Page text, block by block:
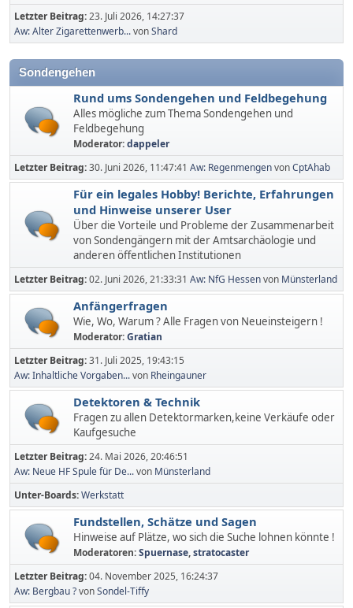
Letzter Beitrag:23. Juli 2026, 14:27:37
Aw: Alter Zigarettenwerb...vonShard
Sondengehen
Rund ums Sondengehen und Feldbegehung
Alles mögliche zum Thema Sondengehen und
Feldbegehung
Moderator:dappeler
Letzter Beitrag:30. Juni 2026, 11:47:41 Aw: RegenmengenvonCptAhab
Für ein legales Hobby! Berichte, Erfahrungen
und Hinweise unserer User
Über die Vorteile und Probleme der Zusammenarbeit
von Sondengängern mit der Amtsarchäologie und
anderen öffentlichen Institutionen
Letzter Beitrag:02. Juni 2026, 21:33:31 Aw: NfG Hessenvon Münsterland
Anfängerfragen
Wie, Wo, Warum ? Alle Fragen von Neueinsteigern !
Moderator:Gratian
Letzter Beitrag:31. Juli 2025, 19:43:15
Aw: Inhaltliche Vorgaben...von Rheingauner
Detektoren & Technik
Fragen zu allen Detektormarken,keine Verkäufe oder
Kaufgesuche
Letzter Beitrag:24. Mai 2026, 20:46:51
Aw: Neue HF Spule für De...von Münsterland
Unter-Boards Werkstatt
Fundstellen, Schätze und Sagen
Hinweise auf Plätze, wo sich die Suche lohnen könnte !
Moderatoren:Spuernase,stratocaster
Letzter Beitrag:04. November 2025, 16:24:37
Aw: Bergbau ?vonSondel-Tiffy